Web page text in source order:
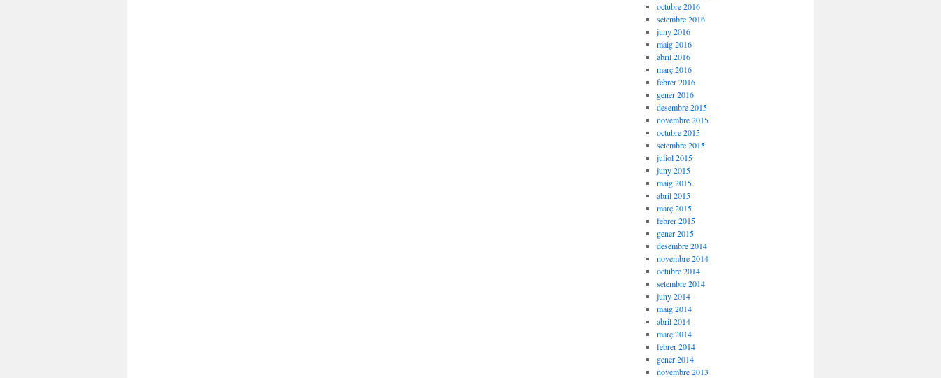
octubre 2016
setembre 2016
juny 2016
maig 2016
abril 2016
març 2016
febrer 2016
gener 2016
desembre 2015
novembre 2015
octubre 2015
setembre 2015
juliol 2015
juny 2015
maig 2015
abril 2015
març 2015
febrer 2015
gener 2015
desembre 2014
novembre 2014
octubre 2014
setembre 2014
juny 2014
maig 2014
abril 2014
març 2014
febrer 2014
gener 2014
novembre 2013